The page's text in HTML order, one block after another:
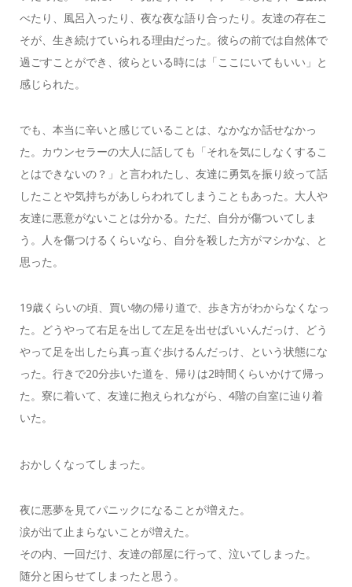
べたり、風呂入ったり、夜な夜な語り合ったり。友達の存在こ
そが、生き続けていられる理由だった。彼らの前では自然体で
過ごすことができ、彼らといる時には「ここにいてもいい」と
感じられた。
でも、本当に辛いと感じていることは、なかなか話せなかっ
た。カウンセラーの大人に話しても「それを気にしなくするこ
とはできないの？」と言われたし、友達に勇気を振り絞って話
したことや気持ちがあしらわれてしまうこともあった。大人や
友達に悪意がないことは分かる。ただ、自分が傷ついてしま
う。人を傷つけるくらいなら、自分を殺した方がマシかな、と
思った。
19歳くらいの頃、買い物の帰り道で、歩き方がわからなくなっ
た。どうやって右足を出して左足を出せばいいんだっけ、どう
やって足を出したら真っ直ぐ歩けるんだっけ、という状態にな
った。行きで20分歩いた道を、帰りは2時間くらいかけて帰っ
た。寮に着いて、友達に抱えられながら、4階の自室に辿り着
いた。
おかしくなってしまった。
夜に悪夢を見てパニックになることが増えた。
涙が出て止まらないことが増えた。
その内、一回だけ、友達の部屋に行って、泣いてしまった。
随分と困らせてしまったと思う。